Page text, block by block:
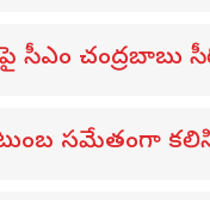
సీఎం చంద్రబాబు
సమేతంగా